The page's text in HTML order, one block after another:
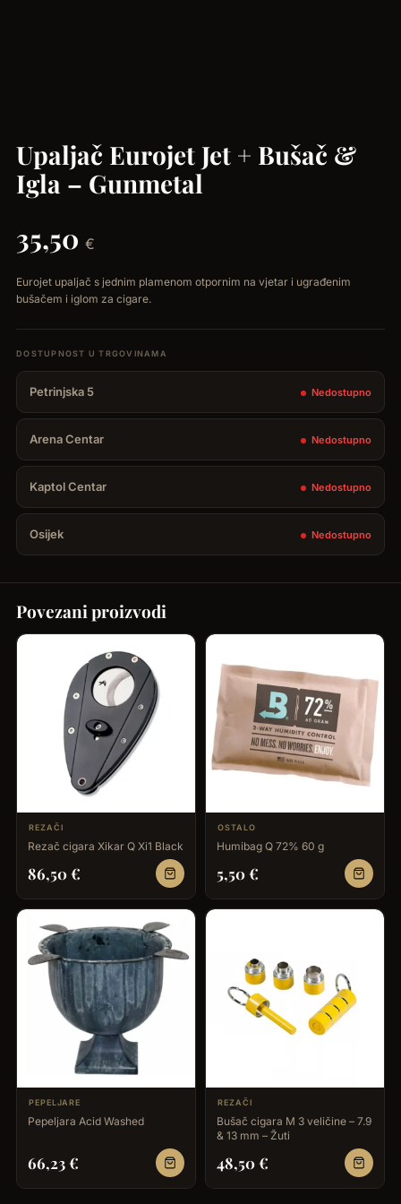
Upaljač Eurojet Jet + Bušač &
Igla – Gunmetal
35,50 €
Eurojet upaljač s jednim plamenom otpornim na vjetar i ugrađenim
bušačem i iglom za cigare.
Petrinjska 5 Nedostupno
Arena Centar Nedostupno
Kaptol Centar Nedostupno
Osijek Nedostupno
Povezani proizvodi
REZAČI
Rezač cigara Xikar Q Xi1 Black
86,50€
OSTALO
Humibag Q 72% 60 g
5,50€
PEPELJARE
Pepeljara Acid Washed
66,23€
REZAČI
Bušač cigara M 3 veličine – 7.9
& 13 mm – Žuti
48,50€